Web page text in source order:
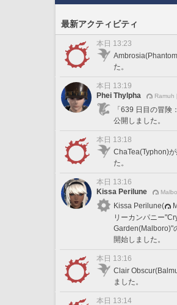
最新アクティビティ
本日 13:23
た。
本日 13:19
Phei Thylpha
Ramuh
「639 日目の冒険
公開しました。
本日 13:18
ChaTea(Typhon)
た。
本日 13:16
Kissa Perilune
Kissa Perilune(
リーカンパニー
Garden(Malboro)"
開始しました。
本日 13:16
Clair
ました。
本日 13:14